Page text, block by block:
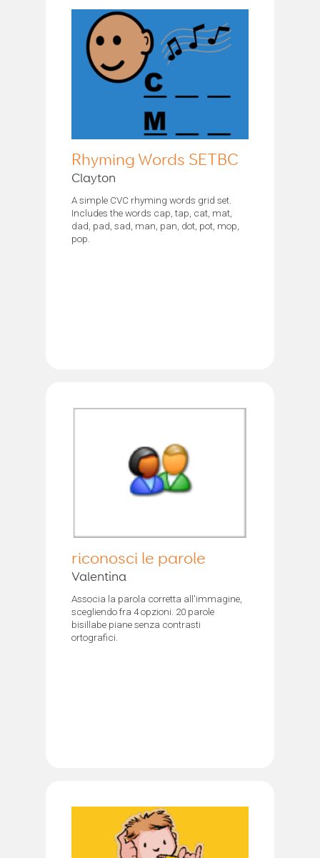
Rhyming Words SETBC
Clayton
A simple CVC rhyming words grid set.
Includes the words cap, tap, cat, mat,
dad, pad, sad, man, pan, dot, pot, mop,
pop.
riconosci le parole
Valentina
Associa la parola corretta all'immagine,
scegliendo fra 4 opzioni. 20 parole
bisillabe piane senza contrasti
ortografici.